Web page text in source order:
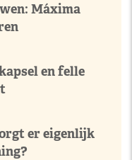
Máxima
en felle
er eigenlijk